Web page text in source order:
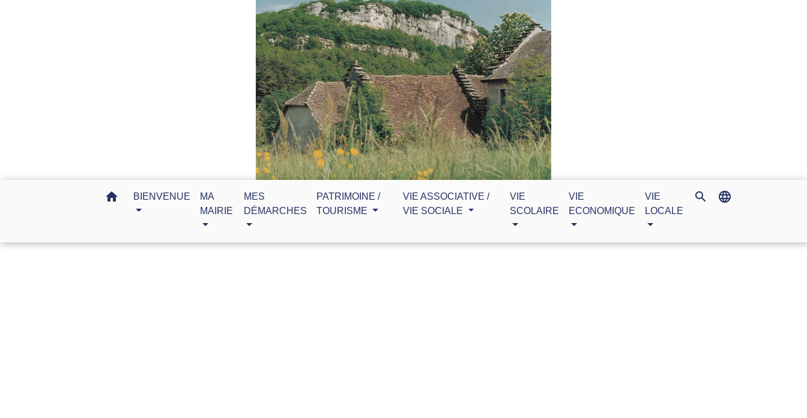
home BIENVENUE
MA
MAIRIE
MES
DÉMARCHES
PATRIMOINE /
TOURISME
VIE ASSOCIATIVE /
VIE SOCIALE
VIE
SCOLAIRE
VIE
ECONOMIQUE
VIE
LOCALE
search language